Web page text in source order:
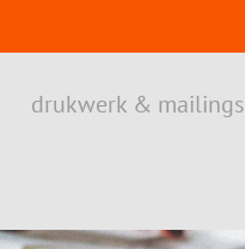
drukwerk & mailings